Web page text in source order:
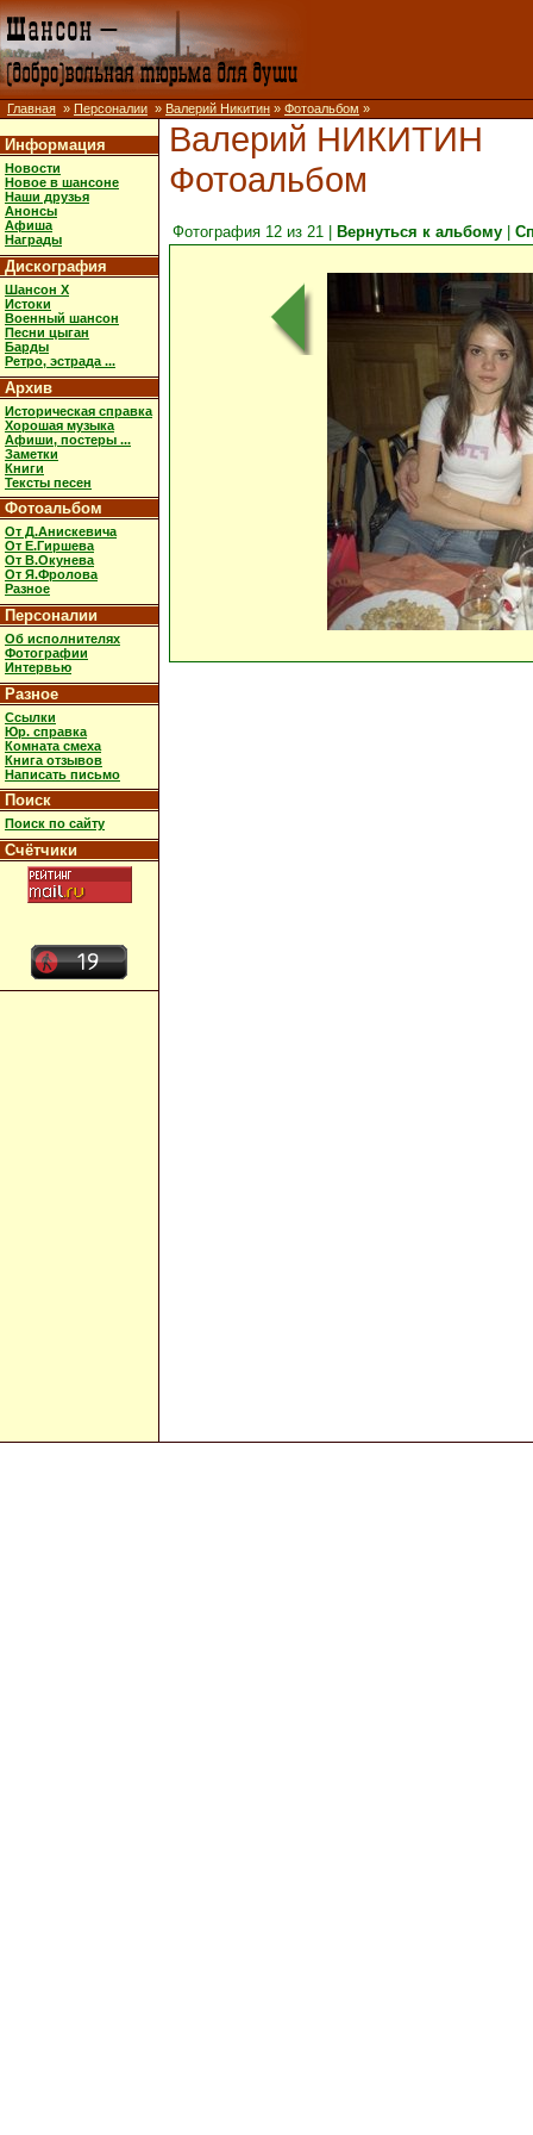
Главная » Персоналии » Валерий Никитин » Фотоальбом »
Информация
Новости
Новое в шансоне
Наши друзья
Анонсы
Афиша
Награды
Дискография
Шансон X
Истоки
Военный шансон
Песни цыган
Барды
Ретро, эстрада ...
Архив
Историческая справка
Хорошая музыка
Афиши, постеры ...
Заметки
Книги
Тексты песен
Фотоальбом
От Д.Анискевича
От Е.Гиршева
От В.Окунева
От Я.Фролова
Разное
Персоналии
Об исполнителях
Фотографии
Интервью
Разное
Ссылки
Юр. справка
Комната смеха
Книга отзывов
Написать письмо
Поиск
Поиск по сайту
Счётчики
Валерий НИКИТИН
Фотоальбом
Фотография 12 из 21 | Вернуться к альбому